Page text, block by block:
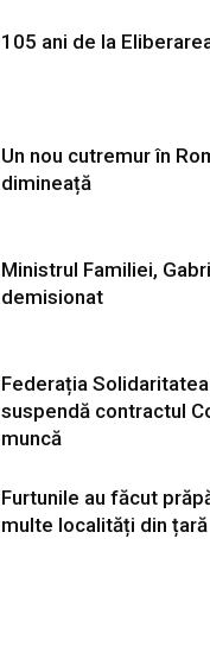
105 ani de la
Un nou cutremur în
dimineață
Ministrul Familiei,
demisionat
Federația
suspendă contractul
muncă
Furtunile au făcut
multe localități din țară